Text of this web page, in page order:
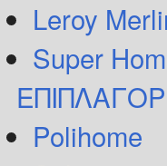
Leroy
Super
Polihome